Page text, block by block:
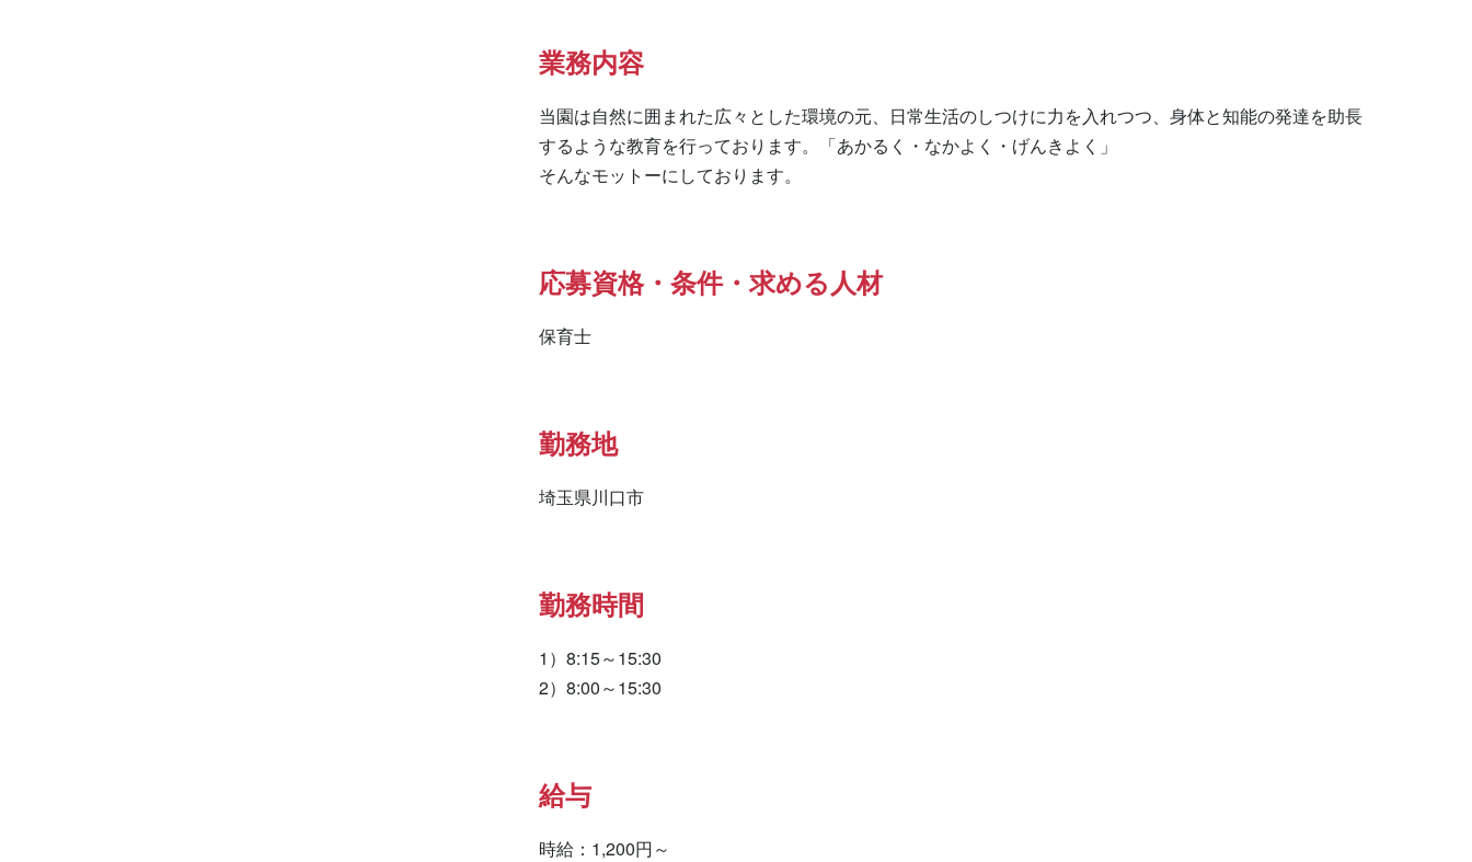
業務内容
当園は自然に囲まれた広々とした環境の元、日常生活のしつけに力を入れつつ、身体と知能の発達を助長
するような教育を行っております。「あかるく・なかよく・げんきよく」
そんなモットーにしております。
応募資格・条件・求める人材
保育士
勤務地
埼玉県川口市
勤務時間
1）8:15～15:30
2）8:00～15:30
給与
時給：1,200円～